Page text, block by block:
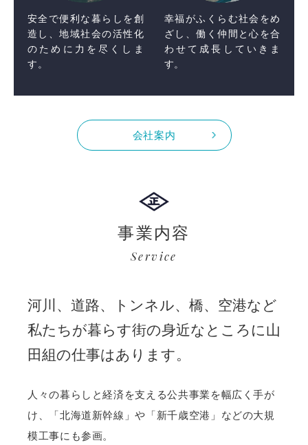
安全で便利な暮らしを創
造し、地域社会の活性化
のために力を尽くしま
す。
幸福がふくらむ社会をめ
ざし、働く仲間と心を合
わせて成長していきま
す。
会社案内
事業内容
Service
河川、道路、トンネル、橋、空港など
私たちが暮らす街の身近なところに山
田組の仕事はあります。
人々の暮らしと経済を支える公共事業を幅広く手が
け、「北海道新幹線」や「新千歳空港」などの大規
模工事にも参画。